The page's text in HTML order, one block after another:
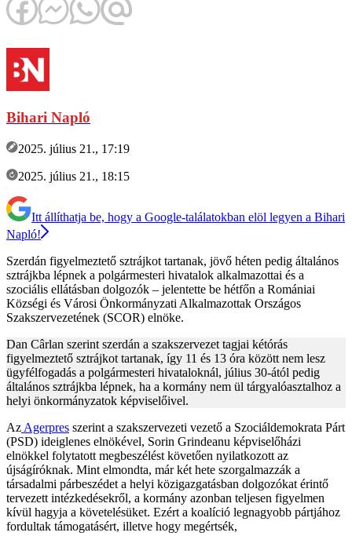
Bihari Napló
2025. július 21., 17:19
2025. július 21., 18:15
Itt állíthatja be, hogy a Google-találatokban elöl legyen a Bihari
Napló!
Szerdán figyelmeztető sztrájkot tartanak, jövő héten pedig általános
sztrájkba lépnek a polgármesteri hivatalok alkalmazottai és a
szociális ellátásban dolgozók – jelentette be hétfőn a Romániai
Községi és Városi Önkormányzati Alkalmazottak Országos
Szakszervezetének (SCOR) elnöke.
Dan Cârlan szerint szerdán a szakszervezet tagjai kétórás
figyelmeztető sztrájkot tartanak, így 11 és 13 óra között nem lesz
ügyfélfogadás a polgármesteri hivataloknál, július 30-ától pedig
általános sztrájkba lépnek, ha a kormány nem ül tárgyalóasztalhoz a
helyi önkormányzatok képviselőivel.
Az Agerpres szerint a szakszervezeti vezető a Szociáldemokrata Párt
(PSD) ideiglenes elnökével, Sorin Grindeanu képviselőházi
elnökkel folytatott megbeszélést követően nyilatkozott az
újságíróknak. Mint elmondta, már két hete szorgalmazzák a
társadalmi párbeszédet a helyi közigazgatásban dolgozókat érintő
tervezett intézkedésekről, a kormány azonban teljesen figyelmen
kívül hagyja a követelésüket. Ezért a koalíció legnagyobb pártjához
fordultak támogatásért, illetve hogy megértsék,